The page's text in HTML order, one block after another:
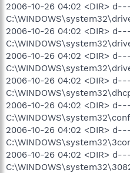
2006-10-26 04:02 <DIR>
2006-10-26 04:02 <DIR>
2006-10-26 04:02 <DIR>
2006-10-26 04:02 <DIR>
2006-10-26 04:02 <DIR>
2006-10-26 04:02 <DIR>
2006-10-26 04:02 <DIR>